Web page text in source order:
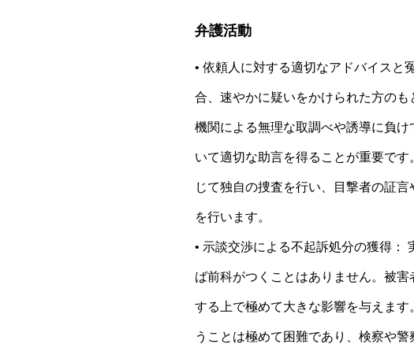
弁護活動
• 依頼人に対する適切なアドバイスと
合、速やかに疑いをかけられた方の
機関による無理な取調べや誘導に負
いて適切な助言を得ることが重要で
じて独自の捜査を行い、目撃者の証
を行います。
• 示談交渉による不起訴処分の獲得：
ば前科がつくことはありません。被
する上で極めて大きな影響を与えま
うことは極めて困難であり、検察や